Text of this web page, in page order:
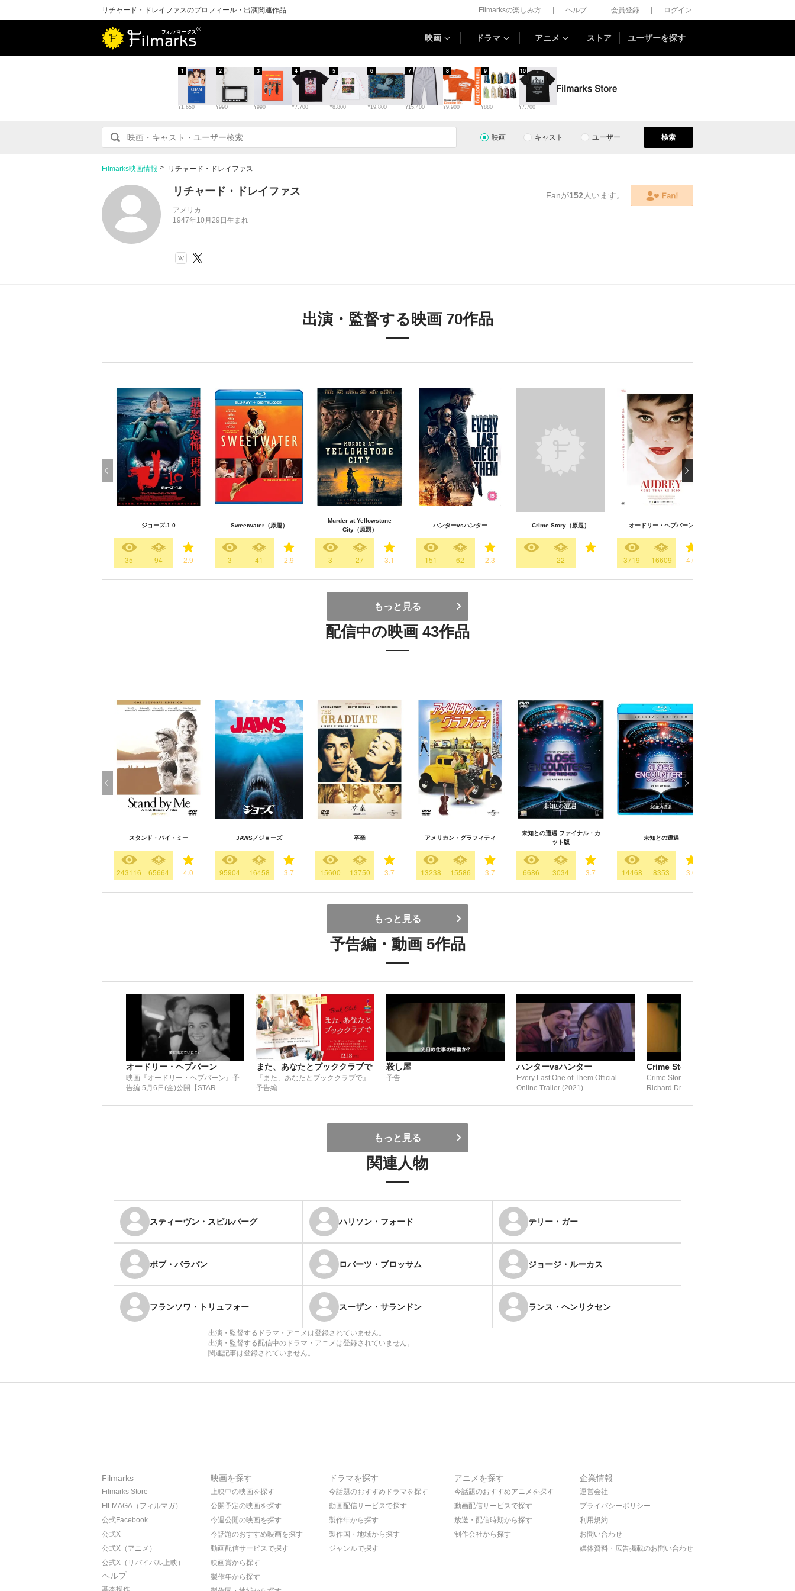
リチャード・ドレイファスのプロフィール・出演関連作品 Filmarksの楽しみ方 ヘルプ 会員登録 ログイン
映画 ドラマ アニメ ストア ユーザーを探す
¥1,650
1
¥990
2
¥990
3
¥7,700
4
¥8,800
5
¥19,800
6
¥15,400
7
¥9,900
8
¥880
9
¥7,700
10
映画 キャスト ユーザー 検索
Filmarks映画情報 リチャード・ドレイファス
リチャード・ドレイファス
アメリカ
1947年10月29日生まれ
Fanが152 人います。
出演・監督する映画 70作品
ジョーズ-1.0
35 94 2.9
Sweetwater（原題）
3 41 2.9
Murder at Yellowstone
City（原題）
3 27 3.1
ハンターvsハンター
151 62 2.3
Crime Story（原題）
- 22 -
オードリー・ヘプバーン
3719 16609 4.0
もっと見る
配信中の映画 43作品
スタンド・バイ・ミー
243116 65664 4.0
JAWS／ジョーズ
95904 16458 3.7
卒業
15600 13750 3.7
アメリカン・グラフィティ
13238 15586 3.7
未知との遭遇 ファイナル・カ
ット版
6686 3034 3.7
未知との遭遇
14468 8353 3.6
もっと見る
予告編・動画 5作品
オードリー・ヘプバーン
映画『オードリー・ヘプバーン』予
告編 5月6日(金)公開【STAR
また、あなたとブッククラブで
『また、あなたとブッククラブで』
予告編
殺し屋
予告
ハンターvsハンター
Every Last One of Them Official
Online Trailer (2021)
Crime Story（原題）
Crime Story Official Trailer (2021) -
Richard Dreyfuss, Mira Sorvino
もっと見る
関連人物
スティーヴン・スピルバーグ ハリソン・フォード テリー・ガー
ボブ・バラバン ロバーツ・ブロッサム ジョージ・ルーカス
フランソワ・トリュフォー スーザン・サランドン ランス・ヘンリクセン
出演・監督するドラマ・アニメは登録されていません。
出演・監督する配信中のドラマ・アニメは登録されていません。
関連記事は登録されていません。
Filmarks
Filmarks Store
FILMAGA（フィルマガ）
公式Facebook
公式X
公式X（アニメ）
公式X（リバイバル上映）
ヘルプ
基本操作
映画を探す
上映中の映画を探す
公開予定の映画を探す
今週公開の映画を探す
今話題のおすすめ映画を探す
動画配信サービスで探す
映画賞から探す
製作年から探す
ドラマを探す
今話題のおすすめドラマを探す
動画配信サービスで探す
製作年から探す
製作国・地域から探す
ジャンルで探す
アニメを探す
今話題のおすすめアニメを探す
動画配信サービスで探す
放送・配信時期から探す
制作会社から探す
企業情報
運営会社
プライバシーポリシー
利用規約
お問い合わせ
媒体資料・広告掲載のお問い合わせ